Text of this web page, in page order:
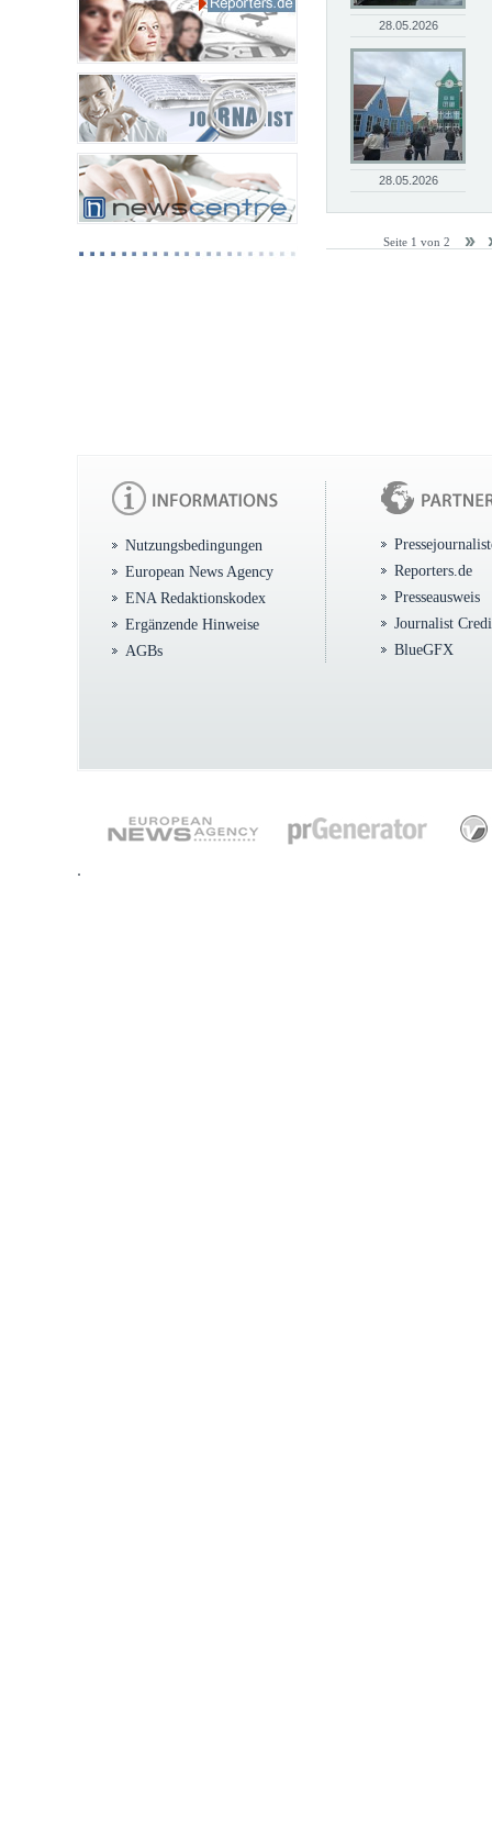
28.05.2026
28.05.2026
Seite 1 von 2
Nutzungsbedingungen
European News Agency
ENA Redaktionskodex
Ergänzende Hinweise
AGBs
Reporters.de
Presseausweis
Journalist
BlueGFX
.